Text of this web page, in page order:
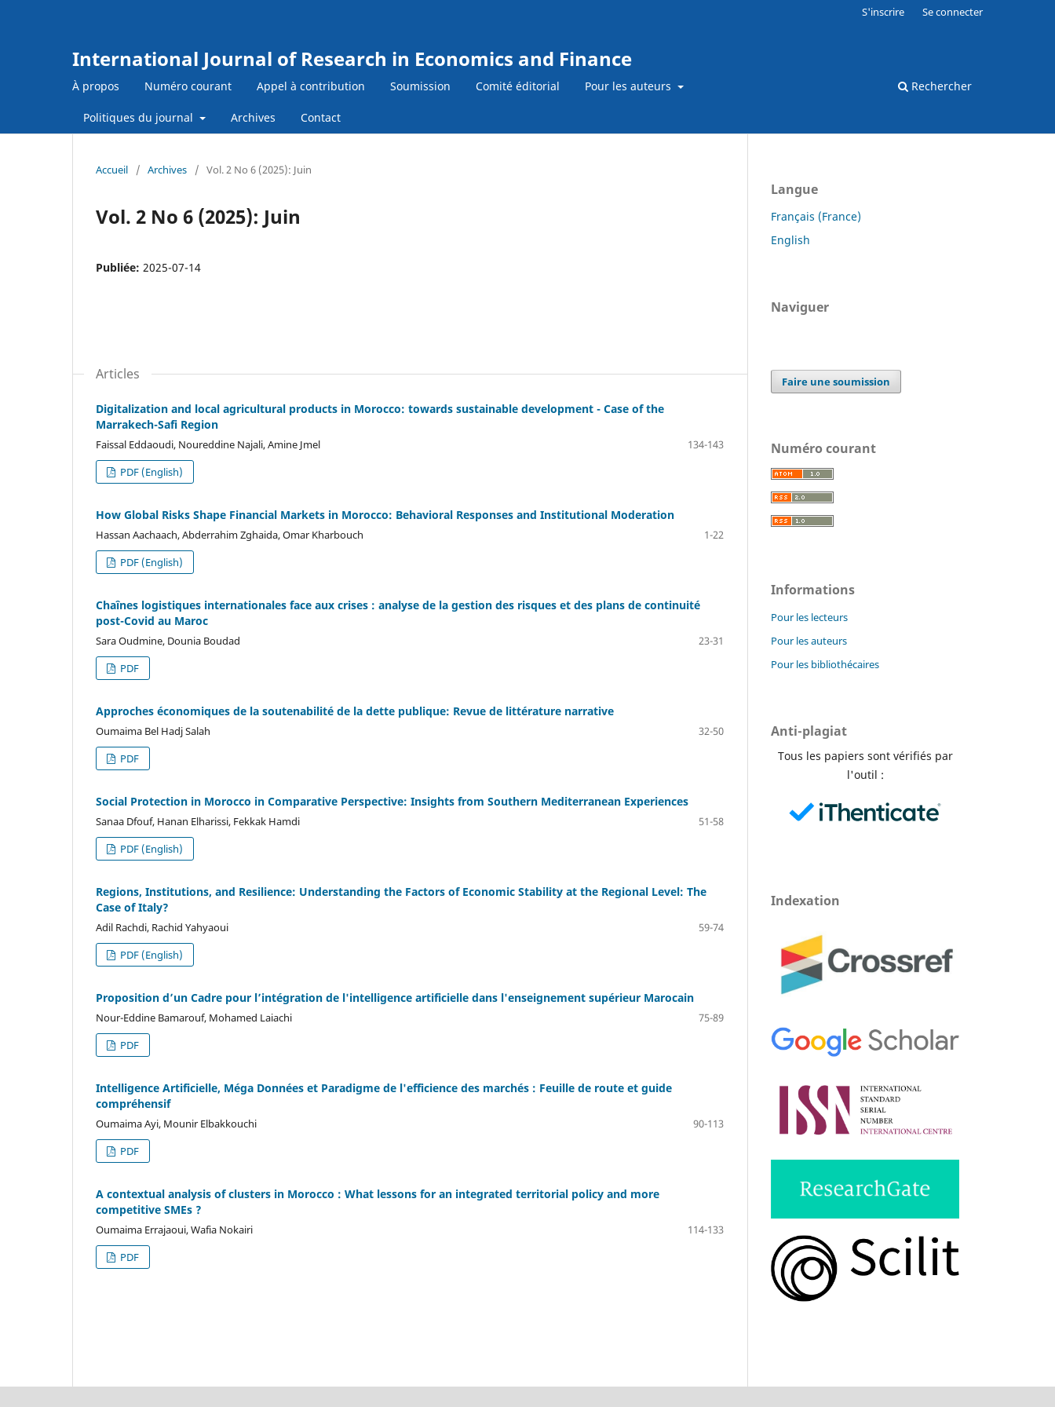
International Journal of Research in Economics and Finance
À propos Numéro courant Appel à contribution Soumission Comité éditorial Pour les auteurs
Politiques du journal Archives Contact
Rechercher
S'inscrire Se connecter
Accueil / Archives / Vol. 2 No 6 (2025): Juin
Vol. 2 No 6 (2025): Juin
Publiée: 2025-07-14
Articles
Digitalization and local agricultural products in Morocco: towards sustainable development - Case of the
Marrakech-Safi Region
Faissal Eddaoudi, Noureddine Najali, Amine Jmel
134-143
PDF (English)
How Global Risks Shape Financial Markets in Morocco: Behavioral Responses and Institutional Moderation
Hassan Aachaach, Abderrahim Zghaida, Omar Kharbouch
1-22
PDF (English)
Chaînes logistiques internationales face aux crises : analyse de la gestion des risques et des plans de continuité
post-Covid au Maroc
Sara Oudmine, Dounia Boudad
23-31
PDF
Approches économiques de la soutenabilité de la dette publique: Revue de littérature narrative
Oumaima Bel Hadj Salah
32-50
PDF
Social Protection in Morocco in Comparative Perspective: Insights from Southern Mediterranean Experiences
Sanaa Dfouf, Hanan Elharissi, Fekkak Hamdi
51-58
PDF (English)
Regions, Institutions, and Resilience: Understanding the Factors of Economic Stability at the Regional Level: The
Case of Italy?
Adil Rachdi, Rachid Yahyaoui
59-74
PDF (English)
Proposition d’un Cadre pour l’intégration de l'intelligence artificielle dans l'enseignement supérieur Marocain
Nour-Eddine Bamarouf, Mohamed Laiachi
75-89
PDF
Intelligence Artificielle, Méga Données et Paradigme de l'efficience des marchés : Feuille de route et guide
compréhensif
Oumaima Ayi, Mounir Elbakkouchi
90-113
PDF
A contextual analysis of clusters in Morocco : What lessons for an integrated territorial policy and more
competitive SMEs ?
Oumaima Errajaoui, Wafia Nokairi
114-133
PDF
Langue
Français (France)
English
Naviguer
Faire une soumission
Numéro courant
Informations
Pour les lecteurs
Pour les auteurs
Pour les bibliothécaires
Anti-plagiat
Tous les papiers sont vérifiés par
l'outil :
Indexation